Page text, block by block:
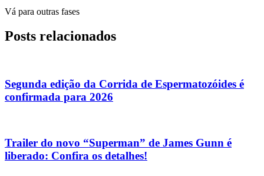
Vá para outras fases
Posts relacionados
Segunda edição da Corrida de Espermatozóides é
confirmada para 2026
Trailer do novo “Superman” de James Gunn é
liberado: Confira os detalhes!